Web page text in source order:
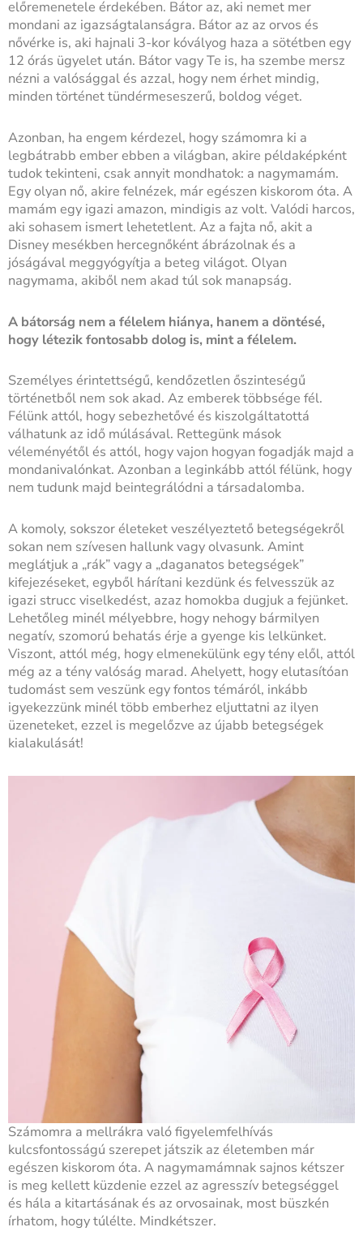
előremenetele érdekében. Bátor az, aki nemet mer
mondani az igazságtalanságra. Bátor az az orvos és
nővérke is, aki hajnali 3-kor kóvályog haza a sötétben egy
12 órás ügyelet után. Bátor vagy Te is, ha szembe mersz
nézni a valósággal és azzal, hogy nem érhet mindig,
minden történet tündérmeseszerű, boldog véget.
Azonban, ha engem kérdezel, hogy számomra ki a
legbátrabb ember ebben a világban, akire példaképként
tudok tekinteni, csak annyit mondhatok: a nagymamám.
Egy olyan nő, akire felnézek, már egészen kiskorom óta. A
mamám egy igazi amazon, mindigis az volt. Valódi harcos,
aki sohasem ismert lehetetlent. Az a fajta nő, akit a
Disney mesékben hercegnőként ábrázolnak és a
jóságával meggyógyítja a beteg világot. Olyan
nagymama, akiből nem akad túl sok manapság.
A bátorság nem a félelem hiánya, hanem a döntésé,
hogy létezik fontosabb dolog is, mint a félelem.
Személyes érintettségű, kendőzetlen őszinteségű
történetből nem sok akad. Az emberek többsége fél.
Félünk attól, hogy sebezhetővé és kiszolgáltatottá
válhatunk az idő múlásával. Rettegünk mások
véleményétől és attól, hogy vajon hogyan fogadják majd a
mondanivalónkat. Azonban a leginkább attól félünk, hogy
nem tudunk majd beintegrálódni a társadalomba.
A komoly, sokszor életeket veszélyeztető betegségekről
sokan nem szívesen hallunk vagy olvasunk. Amint
meglátjuk a „rák” vagy a „daganatos betegségek”
kifejezéseket, egyből hárítani kezdünk és felvesszük az
igazi strucc viselkedést, azaz homokba dugjuk a fejünket.
Lehetőleg minél mélyebbre, hogy nehogy bármilyen
negatív, szomorú behatás érje a gyenge kis lelkünket.
Viszont, attól még, hogy elmenekülünk egy tény elől, attól
még az a tény valóság marad. Ahelyett, hogy elutasítóan
tudomást sem veszünk egy fontos témáról, inkább
igyekezzünk minél több emberhez eljuttatni az ilyen
üzeneteket, ezzel is megelőzve az újabb betegségek
kialakulását!
Számomra a mellrákra való figyelemfelhívás
kulcsfontosságú szerepet játszik az életemben már
egészen kiskorom óta. A nagymamámnak sajnos kétszer
is meg kellett küzdenie ezzel az agresszív betegséggel
és hála a kitartásának és az orvosainak, most büszkén
írhatom, hogy túlélte. Mindkétszer.